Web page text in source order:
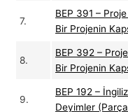
7.
BEP 391 –
Bir Projenin
8.
BEP 392 –
Bir Projenin
9.
BEP 192 –
Deyimler